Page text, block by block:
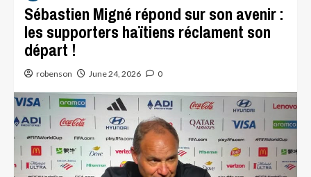
Sébastien Migné répond sur son avenir :
les supporters haïtiens réclament son
départ !
robenson June 24, 2026 0